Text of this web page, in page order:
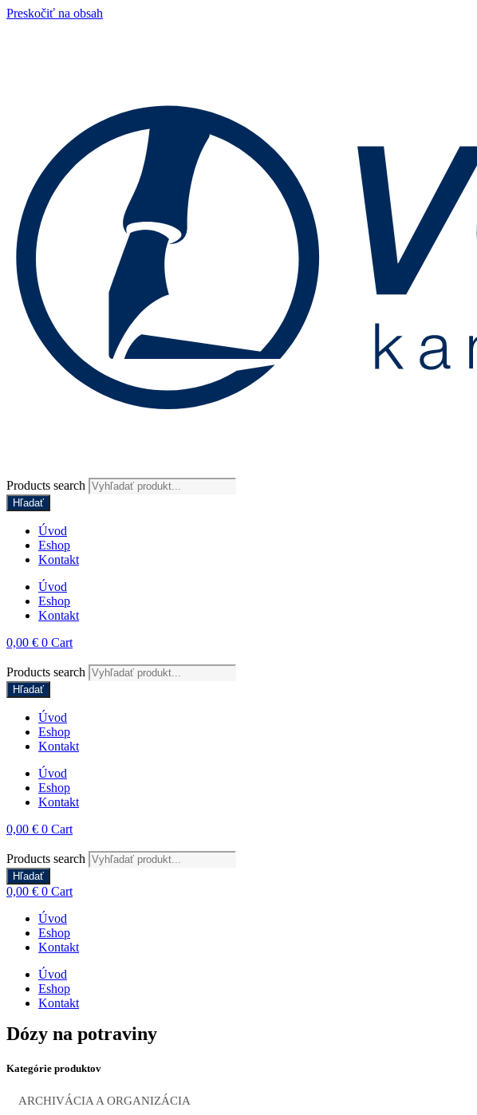
Preskočiť na obsah
Products search
Hľadať
Úvod
Eshop
Kontakt
Úvod
Eshop
Kontakt
0,00 € 0 Cart
Products search
Hľadať
Úvod
Eshop
Kontakt
Úvod
Eshop
Kontakt
0,00 € 0 Cart
Products search
Hľadať
0,00 € 0 Cart
Úvod
Eshop
Kontakt
Úvod
Eshop
Kontakt
Dózy na potraviny
Kategórie produktov
ARCHIVÁCIA A ORGANIZÁCIA